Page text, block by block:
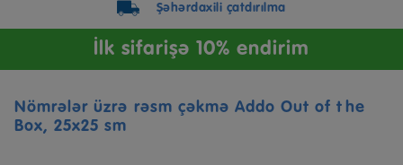
Şəhərdaxili çatdırılma
İlk sifarişə 10% endirim
Nömrələr üzrə rəsm çəkmə Addo Out of the
Box, 25x25 sm